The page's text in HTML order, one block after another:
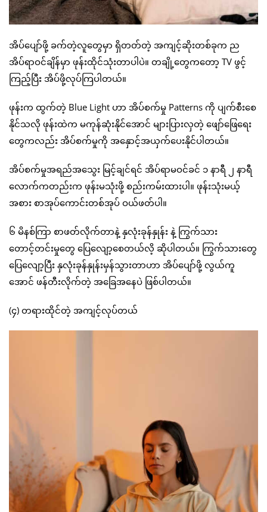
အိပ်ပျော်ဖို့ ခက်တဲ့လူတွေမှာ ရှိတတ်တဲ့ အကျင့်ဆိုးတစ်ခုက ည
အိပ်ရာဝင်ချိန်မှာ ဖုန်းထိုင်သုံးတာပါပဲ။ တချို့တွေကတော့ TV ဖွင့်
ကြည့်ပြီး အိပ်ဖို့လုပ်ကြပါတယ်။
ဖုန်းက ထွက်တဲ့ Blue Light ဟာ အိပ်စက်မှု Patterns ကို ပျက်စီးစေ
နိုင်သလို ဖုန်းထဲက မကုန်ဆုံးနိုင်အောင် များပြားလှတဲ့ ဖျော်ဖြေရေး
တွေကလည်း အိပ်စက်မှုကို အနှောင့်အယှက်ပေးနိုင်ပါတယ်။
အိပ်စက်မှုအရည်အသွေး မြင့်ချင်ရင် အိပ်ရာမဝင်ခင် ၁ နာရီ ၂ နာရီ
လောက်ကတည်းက ဖုန်းမသုံးဖို့ စည်းကမ်းထားပါ။ ဖုန်းသုံးမယ့်
အစား စာအုပ်ကောင်းတစ်အုပ် ဝယ်ဖတ်ပါ။
၆ မိနစ်ကြာ စာဖတ်လိုက်တာနဲ့ နှလုံးခုန်နှုန်း နဲ့ ကြွက်သား
တောင့်တင်းမှုတွေ ပြေလျော့စေတယ်လိ့ ဆိုပါတယ်။ ကြွက်သားတွေ
ပြေလျော့ပြီး နှလုံးခုန်နှုန်းမှန်သွားတာဟာ အိပ်ပျော်ဖို့ လွယ်ကူ
အောင် ဖန်တီးလိုက်တဲ့ အခြေအနေပဲ ဖြစ်ပါတယ်။
(၄) တရားထိုင်တဲ့ အကျင့်လုပ်တယ်